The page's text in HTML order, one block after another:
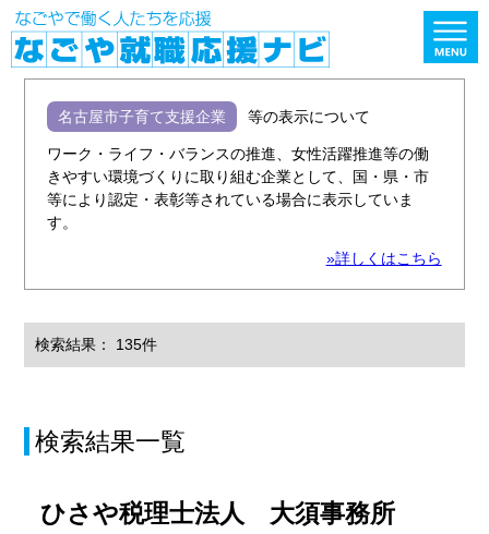
名古屋市子育て支援企業 等の表示について
ワーク・ライフ・バランスの推進、女性活躍推進等の働
きやすい環境づくりに取り組む企業として、国・県・市
等により認定・表彰等されている場合に表示していま
す。
»詳しくはこちら
検索結果： 135件
検索結果一覧
ひさや税理士法人 大須事務所